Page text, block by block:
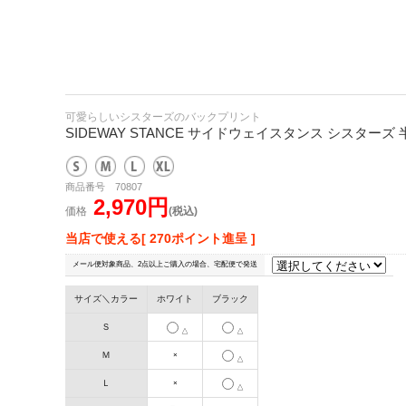
可愛らしいシスターズのバックプリント
SIDEWAY STANCE サイドウェイスタンス シスターズ
商品番号 70807
価格 2,970円 (税込)
当店で使える[ 270ポイント進呈 ]
メール便対象商品、2点以上ご購入の場合、宅配便で発送
サイズ＼カラー ホワイト ブラック
Ｓ △ △
Ｍ ×
△
Ｌ ×
△